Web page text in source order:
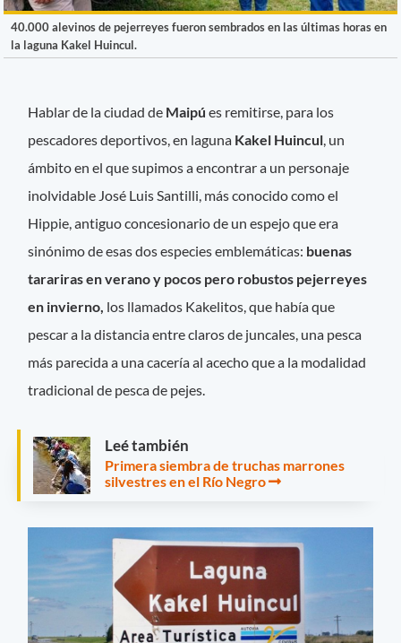
40.000 alevinos de pejerreyes fueron sembrados en las últimas horas en
la laguna Kakel Huincul.
Hablar de la ciudad de Maipúes remitirse, para los
pescadores deportivos, en laguna Kakel Huincul , un
ámbito en el que supimos a encontrar a un personaje
inolvidable José Luis Santilli, más conocido como el
Hippie, antiguo concesionario de un espejo que era
sinónimo de esas dos especies emblemáticas: buenas
tarariras en verano y pocos pero robustos pejerreyes
en invierno, los llamados Kakelitos, que había que
pescar a la distancia entre claros de juncales, una pesca
más parecida a una cacería al acecho que a la modalidad
tradicional de pesca de pejes.
Leé también
Primera siembra de truchas marrones
silvestres en el Río Negro